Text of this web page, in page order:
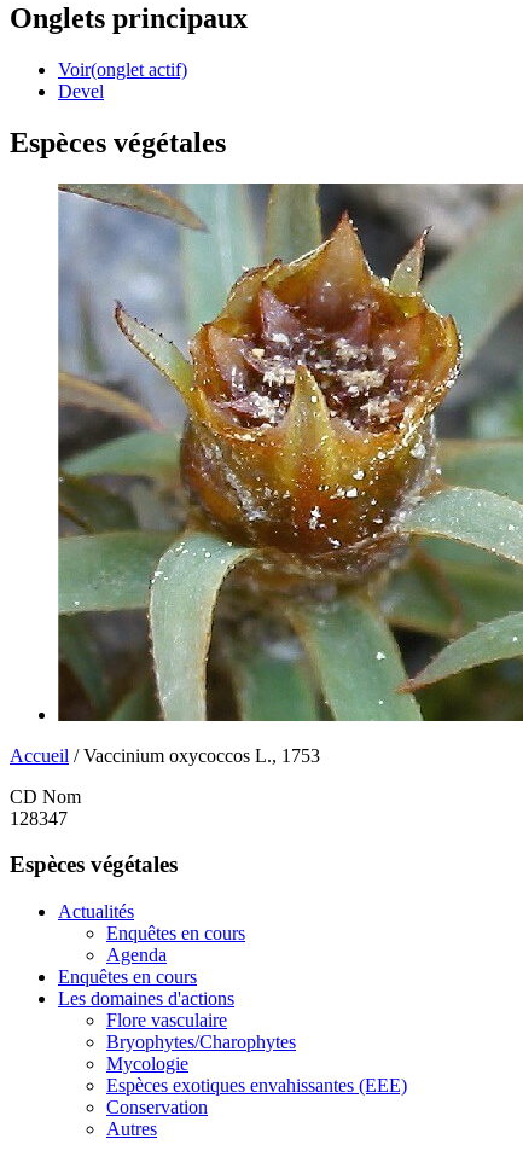
Onglets principaux
Voir(onglet actif)
Devel
Espèces végétales
Accueil / Vaccinium oxycoccos L., 1753
CD Nom
128347
Espèces végétales
Actualités
Enquêtes en cours
Agenda
Enquêtes en cours
Les domaines d'actions
Flore vasculaire
Bryophytes/Charophytes
Mycologie
Espèces exotiques envahissantes (EEE)
Conservation
Autres